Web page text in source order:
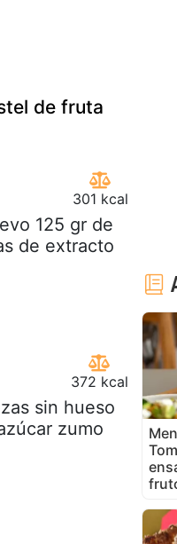
de fruta
301 kcal
125 gr de
de extracto
372 kcal
sin hueso
zumo